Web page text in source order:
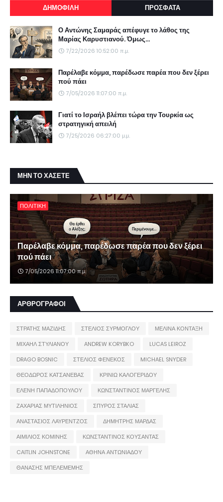
ΔΗΜΟΦΙΛΗ ΠΡΟΣΦΑΤΑ
Ο Αντώνης Σαμαράς απέφυγε το λάθος της
Μαρίας Καρυστιανού. Όμως...
7/22/2026 10:52:00 π.μ.
Παρέλαβε κόμμα, παρέδωσε παρέα που δεν ξέρει
πού πάει
7/05/2026 11:07:00 π.μ.
Γιατί το Ισραήλ βλέπει τώρα την Τουρκία ως
στρατηγική απειλή
7/25/2026 06:27:00 μ.μ.
ΜΗΝ ΤΟ ΧΑΣΕΤΕ
ΠΟΛΙΤΙΚΗ
Παρέλαβε κόμμα, παρέδωσε παρέα που δεν ξέρει
πού πάει
7/05/2026 11:07:00 π.μ.
ΑΡΘΡΟΓΡΑΦΟΙ
ΣΤΡΑΤΗΣ ΜΑΖΙΔΗΣ ΣΤΕΛΙΟΣ ΣΥΡΜΟΓΛΟΥ
ΜΕΛΙΝΑ ΚΟΝΤΑΞΗ
ΜΙΧΑΗΛ ΣΤΥΛΙΑΝΟΥ
ANDREW KORYBKO
LUCAS LEIROZ
DRAGO BOSNIC
ΣΤΕΛΙΟΣ ΦΕΝΕΚΟΣ
MICHAEL SNYDER
ΘΕΟΔΩΡΟΣ ΚΑΤΣΑΝΕΒΑΣ
ΚΡΙΝΙΩ ΚΑΛΟΓΕΡΙΔΟΥ
ΕΛΕΝΗ ΠΑΠΑΔΟΠΟΥΛΟΥ
ΚΩΝΣΤΑΝΤΙΝΟΣ ΜΑΡΓΕΛΗΣ
ΖΑΧΑΡΙΑΣ ΜΥΤΙΛΗΝΙΟΣ
ΣΠΥΡΟΣ ΣΤΑΛΙΑΣ
ΑΝΑΣΤΑΣΙΟΣ ΛΑΥΡΕΝΤΖΟΣ
ΔΗΜΗΤΡΗΣ ΜΑΡΔΑΣ
ΑΙΜΙΛΙΟΣ ΚΟΜΙΝΗΣ
ΚΩΝΣΤΑΝΤΙΝΟΣ ΚΟΥΣΑΝΤΑΣ
CAITLIN JOHNSTONE
ΑΘΗΝΑ ΑΝΤΩΝΙΑΔΟΥ
ΘΑΝΑΣΗΣ ΜΠΕΛΕΜΕΜΗΣ